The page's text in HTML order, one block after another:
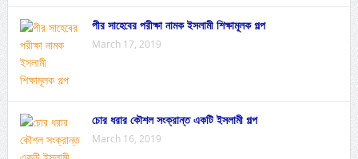
পীর সাহেবের পরীক্ষা নামক ইসলামী শিক্ষামূলক গল্প
March 17, 2019
চোর ধরার কৌশল সংক্রান্ত একটি ইসলামী গল্প
March 16, 2019